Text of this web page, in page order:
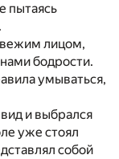
пытаясь
лицом,
бодрости.
умываться,
и выбрался
уже стоял
собой